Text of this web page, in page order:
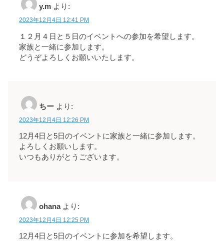
y.m より:
2023年12月4日 12:41 PM
１２月４日と５日のイベントへの参加を希望します。
家族と一緒に参加します。
どうぞよろしくお願いいたします。
ちー より:
2023年12月4日 12:26 PM
12月4日と5日のイベントに家族と一緒に参加します。
よろしくお願いします。
いつもありがとうございます。
ohana より:
2023年12月4日 12:25 PM
12月4日と5日のイベントに参加を希望します。